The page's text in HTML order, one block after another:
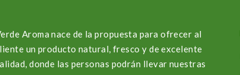
Aroma nace de la propuesta para ofrecer al
un producto natural, fresco y de excelente
donde las personas podrán llevar nuestras